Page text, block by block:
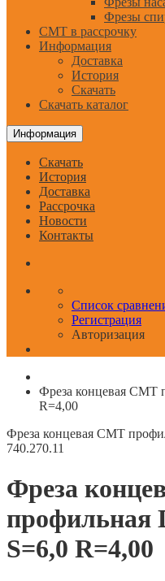
Фрезы
CMT в рассрочку
Информация
Доставка
История
Скачать
Скачать каталог
Информация
Скачать
История
Доставка
Рассрочка
Новости
Контакты
Список
Регистрация
Авторизация
Фреза концевая CMT
R=4,00
Фреза концевая CMT
740.270.11
Фреза
профильная
S=6,0 R=4,00